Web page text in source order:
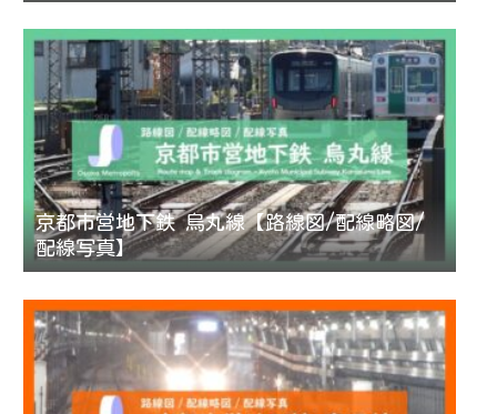
京都市営地下鉄 烏丸線【路線図/配線略図/
配線写真】